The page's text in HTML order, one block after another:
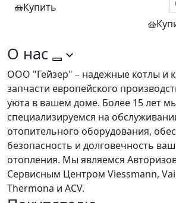
Купить
О нас
ООО "Гейзер" – надежные котлы и
запчасти европейского
уюта в вашем доме. Более 15 лет
специализируемся на
отопительного оборудования,
безопасность и долговечность
отопления. Мы являемся
Сервисным Центром Viessmann,
Thermona и ACV.